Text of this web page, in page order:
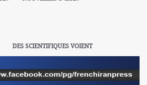
DES SCIENTIFIQUES VOIENT